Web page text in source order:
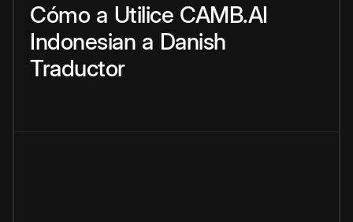
Cómo a Utilice CAMB.AI
Indonesian a Danish
Traductor